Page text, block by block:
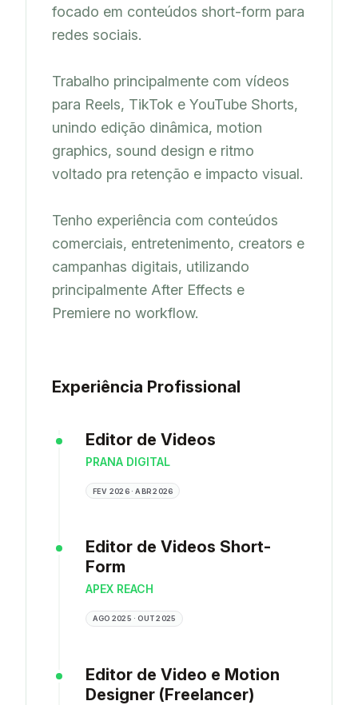
focado em conteúdos short-form para
redes sociais.
Trabalho principalmente com vídeos
para Reels, TikTok e YouTube Shorts,
unindo edição dinâmica, motion
graphics, sound design e ritmo
voltado pra retenção e impacto visual.
Tenho experiência com conteúdos
comerciais, entretenimento, creators e
campanhas digitais, utilizando
principalmente After Effects e
Experiência Profissional
Editor de Videos
PRANA DIGITAL
FEV 2026 · ABR 2026
Editor de Videos Short-
Form
APEX REACH
AGO 2025 · OUT 2025
Editor de Video e Motion
Designer (Freelancer)